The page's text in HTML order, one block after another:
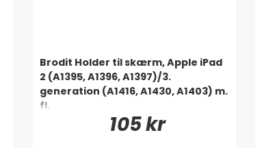
Brodit Holder til skærm, Apple iPad
2 (A1395, A1396, A1397)/3.
generation (A1416, A1430, A1403) m.
fl.
105 kr